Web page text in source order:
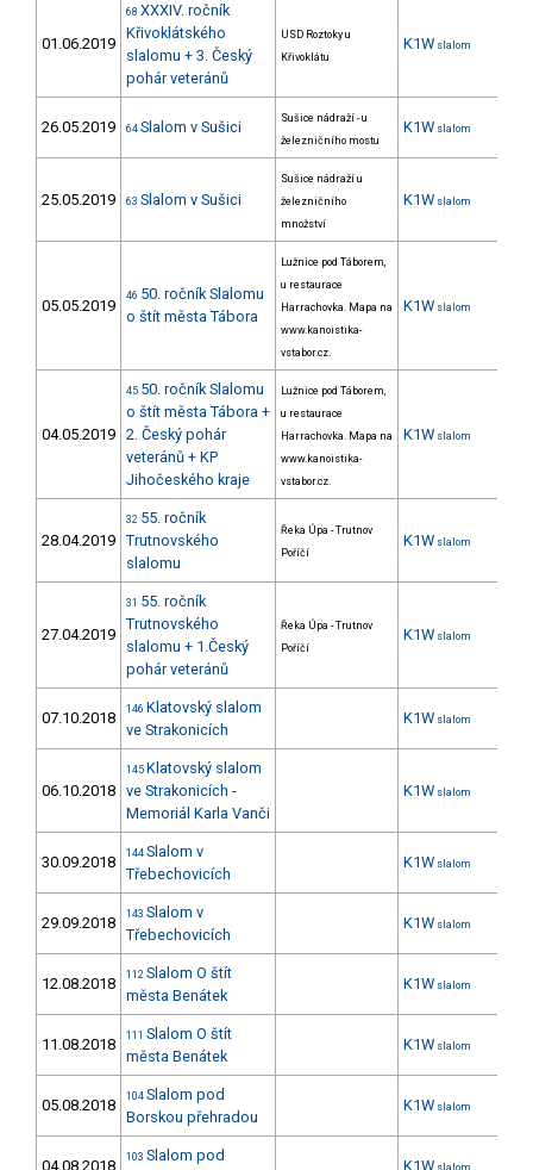
01.06.2019
68 XXXIV. ročník
Křivoklátského
slalomu + 3. Český
pohár veteránů
USD Roztoky u
Křivoklátu
K1W slalom
26.05.2019 64 Slalom v Sušici
Sušice nádraží - u
železničního mostu
K1W slalom
25.05.2019 63 Slalom v Sušici
Sušice nádraží u
železničního
množství
K1W slalom
05.05.2019
46 50. ročník Slalomu
o štít města Tábora
Lužnice pod Táborem,
u restaurace
Harrachovka. Mapa na
www.kanoistika-
vstabor.cz.
K1W slalom
04.05.2019
45 50. ročník Slalomu
o štít města Tábora +
2. Český pohár
veteránů + KP
Jihočeského kraje
Lužnice pod Táborem,
u restaurace
Harrachovka. Mapa na
www.kanoistika-
vstabor.cz.
K1W slalom
28.04.2019
32 55. ročník
Trutnovského
slalomu
Řeka Úpa - Trutnov
Poříčí
K1W slalom
27.04.2019
31 55. ročník
Trutnovského
slalomu + 1.Český
pohár veteránů
Řeka Úpa - Trutnov
Poříčí
K1W slalom
07.10.2018 146 Klatovský slalom
ve Strakonicích
K1W slalom
06.10.2018
145 Klatovský slalom
ve Strakonicích -
Memoriál Karla Vanči
K1W slalom
30.09.2018 144 Slalom v
Třebechovicích
K1W slalom
29.09.2018 143 Slalom v
Třebechovicích
K1W slalom
12.08.2018 112 Slalom O štít
města Benátek
K1W slalom
11.08.2018 111 Slalom O štít
města Benátek
K1W slalom
05.08.2018 104 Slalom pod
Borskou přehradou
K1W slalom
04.08.2018 103 Slalom pod
K1W